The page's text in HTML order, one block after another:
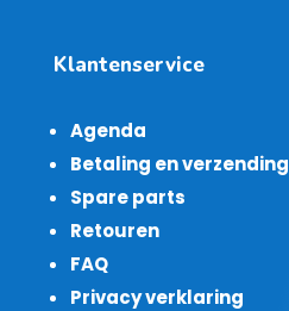
Klantenservice
Agenda
Betaling en verzending
Spare parts
Retouren
FAQ
Privacy verklaring